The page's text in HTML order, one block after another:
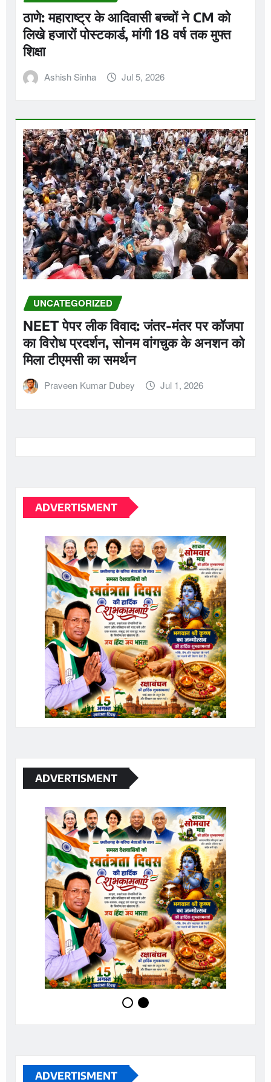
ठाणे: महाराष्ट्र के आदिवासी बच्चों ने CM को
लिखे हजारों पोस्टकार्ड, मांगी 18 वर्ष तक मुफ्त
शिक्षा
Ashish Sinha Jul 5, 2026
UNCATEGORIZED
NEET पेपर लीक विवाद: जंतर-मंतर पर कॉजपा
का विरोध प्रदर्शन, सोनम वांगचुक के अनशन को
मिला टीएमसी का समर्थन
Praveen Kumar Dubey Jul 1, 2026
ADVERTISMENT
ADVERTISMENT
ADVERTISMENT